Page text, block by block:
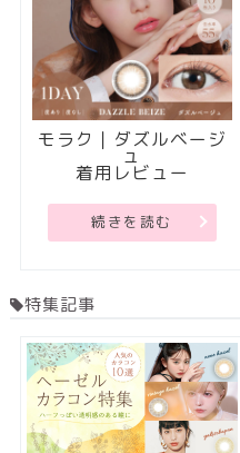
モラク｜ダズルベージ
ュ
着用レビュー
続きを読む
特集記事